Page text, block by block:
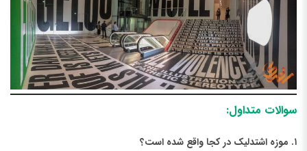
سوالات متداول:
۱. موزه اشتدلیک در کجا واقع شده است؟